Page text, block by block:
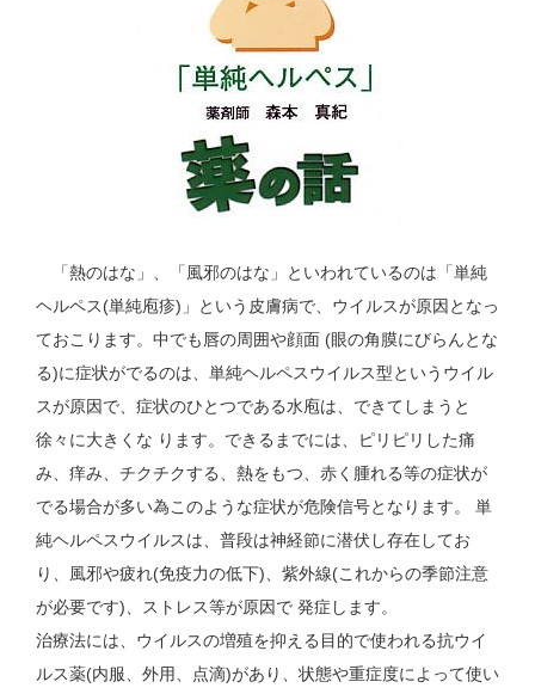
「熱のはな」、「風邪のはな」といわれているのは「単純
ヘルペス(単純庖疹)」という皮膚病で、ウイルスが原因となっ
ておこります。中でも唇の周囲や顔面 (眼の角膜にびらんとな
る)に症状がでるのは、単純ヘルペスウイルス型というウイル
スが原因で、症状のひとつである水庖は、できてしまうと
徐々に大きくな ります。できるまでには、ピリピリした痛
み、痒み、チクチクする、熱をもつ、赤く腫れる等の症状が
でる場合が多い為このような症状が危険信号となります。 単
純ヘルペスウイルスは、普段は神経節に潜伏し存在してお
り、風邪や疲れ(免疫力の低下)、紫外線(これからの季節注意
が必要です)、ストレス等が原因で 発症します。
治療法には、ウイルスの増殖を抑える目的で使われる抗ウイ
ルス薬(内服、外用、点滴)があり、状態や重症度によって使い